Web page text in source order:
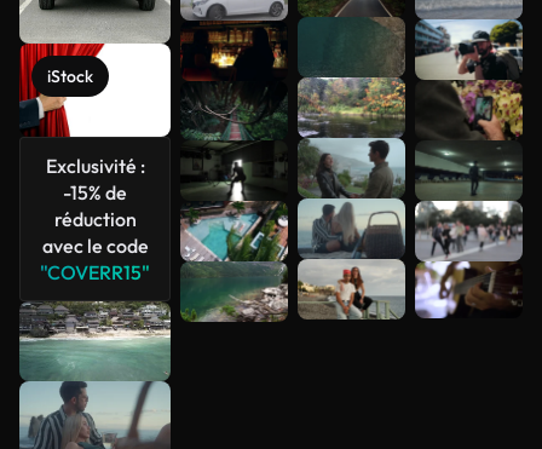
iStock
Exclusivité :
-15% de
réduction
avec le code
"COVERR15"